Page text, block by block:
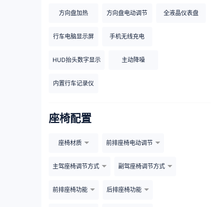
方向盘加热 方向盘电动调节 全液晶仪表盘
行车电脑显示屏 手机无线充电
HUD抬头数字显示 主动降噪
内置行车记录仪
座椅配置
座椅材质 前排座椅电动调节
主驾座椅调节方式 副驾座椅调节方式
前排座椅功能 后排座椅功能